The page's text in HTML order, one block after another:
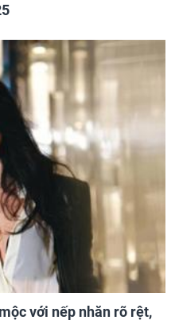
với nếp nhăn rõ rệt,